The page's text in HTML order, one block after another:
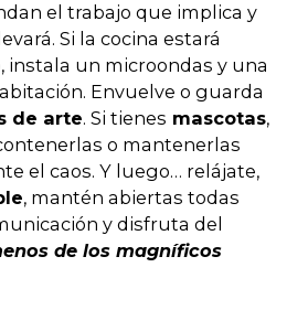
el trabajo que implica y
Si la cocina estará
instala un microondas y una
Envuelve o guarda
de arte. Si tienes mascotas,
o mantenerlas
el caos. Y luego… relájate,
, mantén abiertas todas
y disfruta del
de los magníficos